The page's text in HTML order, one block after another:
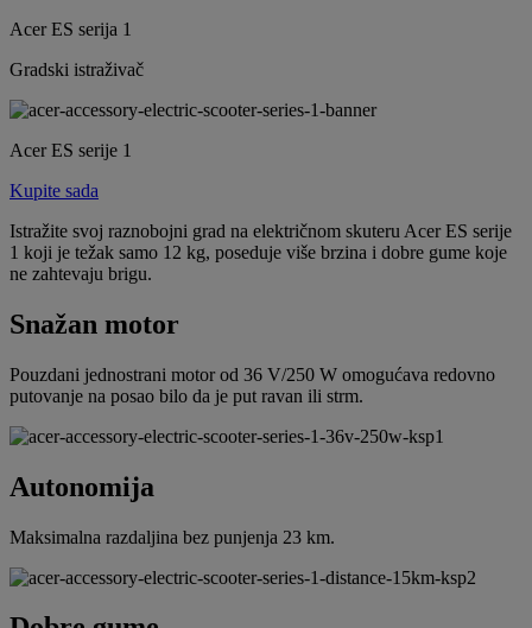
Acer ES serija 1
Gradski istraživač
Acer ES serije 1
Kupite sada
Istražite svoj raznobojni grad na električnom skuteru Acer ES serije
1 koji je težak samo 12 kg, poseduje više brzina i dobre gume koje
ne zahtevaju brigu.
Snažan motor
Pouzdani jednostrani motor od 36 V/250 W omogućava redovno
putovanje na posao bilo da je put ravan ili strm.
Autonomija
Maksimalna razdaljina bez punjenja 23 km.